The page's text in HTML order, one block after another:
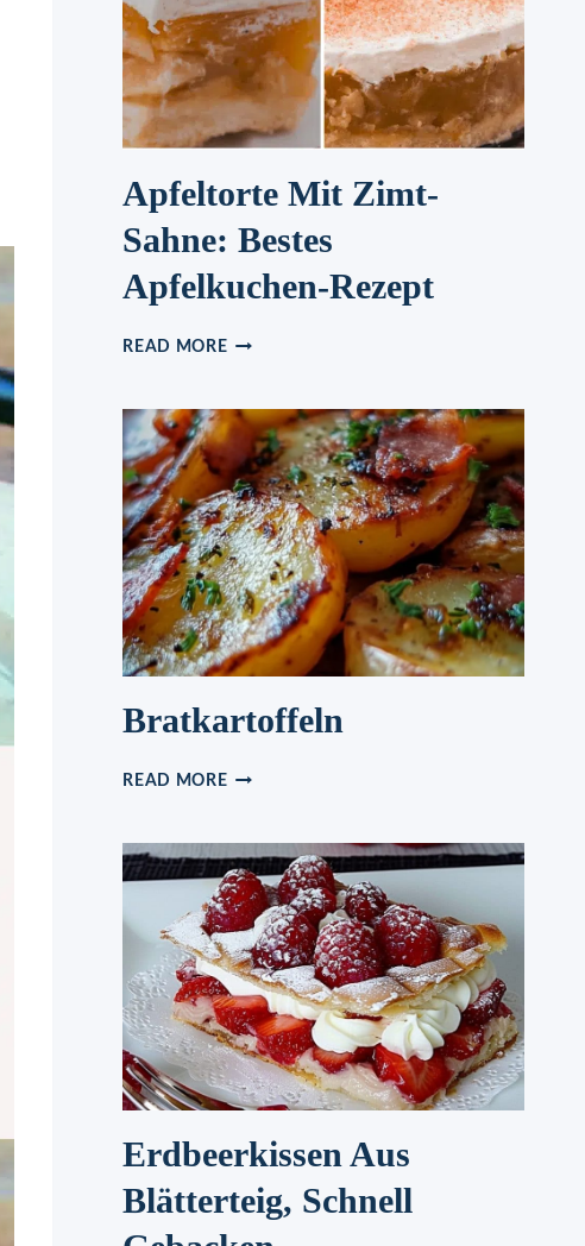
Apfeltorte Mit Zimt-
Sahne: Bestes
Apfelkuchen-Rezept
READ MOREAPFELTORTE
SAHNE:
BESTES
APFELKUCHEN-
REZEPT
Bratkartoffeln
READ MOREBRATKARTOFFELN
Erdbeerkissen Aus
Blätterteig, Schnell